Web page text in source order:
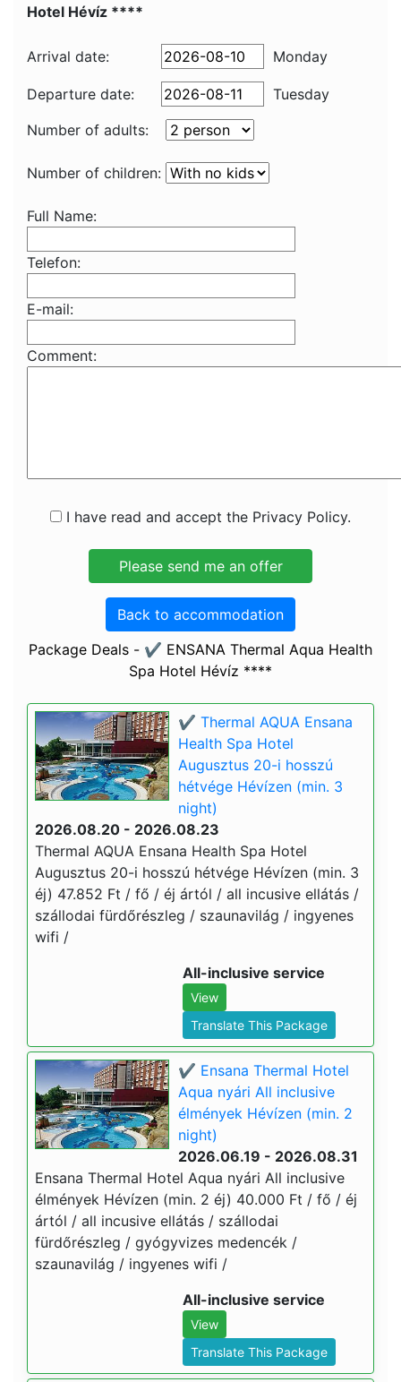
Hotel Hévíz ****
Arrival date: Monday
Departure date:
Tuesday
Number of adults:
Number of children:
Full Name:
Telefon:
E-mail:
Comment:
I have read and accept the Privacy Policy.
Back to accommodation
Package Deals - ✔️ ENSANA Thermal Aqua Health
Spa Hotel Hévíz ****
✔️ Thermal AQUA Ensana
Health Spa Hotel
Augusztus 20-i hosszú
hétvége Hévízen (min. 3
night)
2026.08.20 - 2026.08.23
Thermal AQUA Ensana Health Spa Hotel
Augusztus 20-i hosszú hétvége Hévízen (min. 3
éj) 47.852 Ft / fő / éj ártól / all incusive ellátás /
szállodai fürdőrészleg / szaunavilág / ingyenes
wifi /
All-inclusive service
View
Translate This Package
✔️ Ensana Thermal Hotel
Aqua nyári All inclusive
élmények Hévízen (min. 2
night)
2026.06.19 - 2026.08.31
Ensana Thermal Hotel Aqua nyári All inclusive
élmények Hévízen (min. 2 éj) 40.000 Ft / fő / éj
ártól / all incusive ellátás / szállodai
fürdőrészleg / gyógyvizes medencék /
szaunavilág / ingyenes wifi /
All-inclusive service
View
Translate This Package